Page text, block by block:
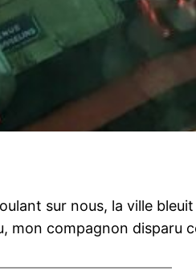
sur nous, la ville
compagnon disparu